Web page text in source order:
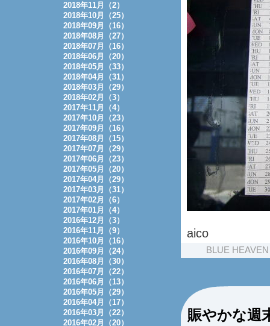
aico
BLUE
賑やかな週
2018年11月（2）
2018年10月（25）
2018年09月（16）
2018年08月（27）
2018年07月（16）
2018年06月（20）
2018年05月（33）
2018年04月（31）
2018年03月（29）
2018年02月（3）
2017年11月（4）
2017年10月（23）
2017年09月（16）
2017年08月（15）
2017年07月（29）
2017年06月（23）
2017年05月（20）
2017年04月（29）
2017年03月（31）
2017年02月（6）
2017年01月（4）
2016年12月（3）
2016年11月（9）
2016年10月（16）
2016年09月（24）
2016年08月（30）
2016年07月（22）
2016年06月（13）
2016年05月（29）
2016年04月（17）
2016年03月（22）
2016年02月（20）